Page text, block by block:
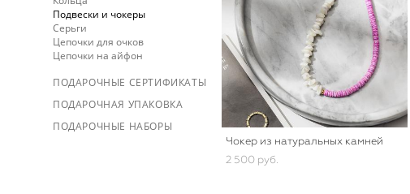
Подвески и чокеры
Серьги
Цепочки для очков
Цепочки на айфон
ПОДАРОЧНЫЕ СЕРТИФИКАТЫ
ПОДАРОЧНАЯ УПАКОВКА
ПОДАРОЧНЫЕ НАБОРЫ
Чокер из натуральных камней
2 500 pуб.